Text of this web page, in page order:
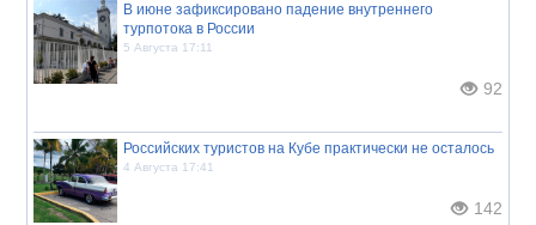
В июне зафиксировано падение внутреннего
турпотока в России
5 Августа 17:11
92
Российских туристов на Кубе практически не осталось
4 Августа 17:41
142